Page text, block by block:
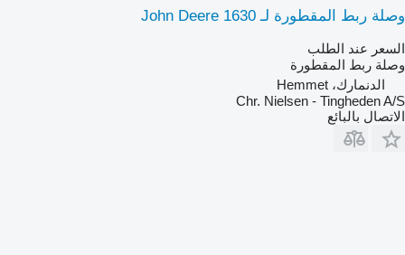
وصلة ربط المقطورة لـ John Deere 1630
السعر عند الطلب
وصلة ربط المقطورة
الدنمارك، Hemmet
Chr. Nielsen - Tingheden A/S
الاتصال بالبائع